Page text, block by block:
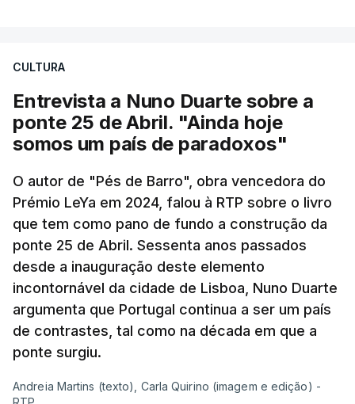
apreendido numa operação de droga.
CULTURA
Entrevista a Nuno Duarte sobre a
ponte 25 de Abril. "Ainda hoje
somos um país de paradoxos"
O autor de "Pés de Barro", obra vencedora do
Prémio LeYa em 2024, falou à RTP sobre o livro
que tem como pano de fundo a construção da
ponte 25 de Abril. Sessenta anos passados
desde a inauguração deste elemento
incontornável da cidade de Lisboa, Nuno Duarte
argumenta que Portugal continua a ser um país
de contrastes, tal como na década em que a
ponte surgiu.
Andreia Martins (texto), Carla Quirino (imagem e edição) -